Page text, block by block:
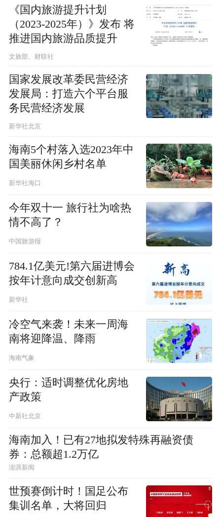
《国内旅游提升计划
（2023-2025年）》发布 将
推进国内旅游品质提升
文旅部、财联社
国家发展改革委民营经济
发展局：打造六个平台服
务民营经济发展
新华社北京
海南5个村落入选2023年中
国美丽休闲乡村名单
新华社海口
今年双十一 旅行社为啥热
情不高了？
中国旅游报
784.1亿美元!第六届进博会
按年计意向成交创新高
新华社
冷空气来袭！未来一周海
南将迎降温、降雨
海南气象
央行：适时调整优化房地
产政策
中新社北京
海南加入！已有27地拟发特殊再融资债
券：总额超1.2万亿
澎湃新闻
世预赛倒计时！国足公布
集训名单，大将回归